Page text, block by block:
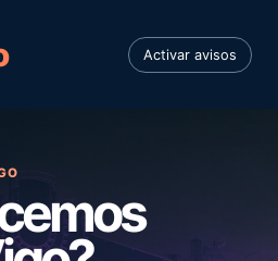
Activar avisos